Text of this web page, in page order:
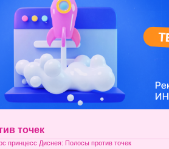
точек
принцесс Диснея: Полосы против точек